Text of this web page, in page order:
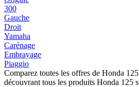
300
Gauche
Droit
Yamaha
Carénage
Embrayage
Piaggio
Comparez toutes les offres de Honda
découvrant tous les produits Honda 125